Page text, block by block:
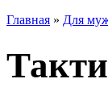
Главная » Для